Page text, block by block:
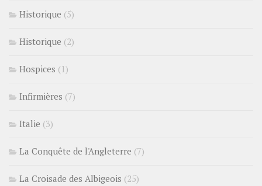
Historique (5)
Historique (2)
Hospices (1)
Infirmières (7)
Italie (3)
La Conquête de l'Angleterre (7)
La Croisade des Albigeois (25)